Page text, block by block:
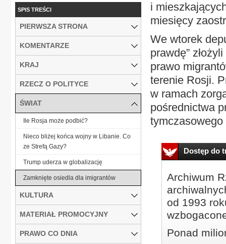
i
miesięcy
We wtorek
prawdę”
prawo
terenie Rosji.
w ramach
pośrednictwa
Dostęp do
Archiwum
od 1993
Ponad
SPIS TREŚCI
PIERWSZA STRONA
KOMENTARZE
KRAJ
RZECZ O POLITYCE
ŚWIAT
Ile Rosja może podbić?
Nieco bliżej końca wojny w Libanie. Co
ze Strefą Gazy?
Trump uderza w globalizację
Zamknięte osiedla dla imigrantów
KULTURA
MATERIAŁ PROMOCYJNY
PRAWO CO DNIA